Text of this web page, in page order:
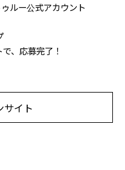
ルー公式アカウント
、応募完了！
サイト